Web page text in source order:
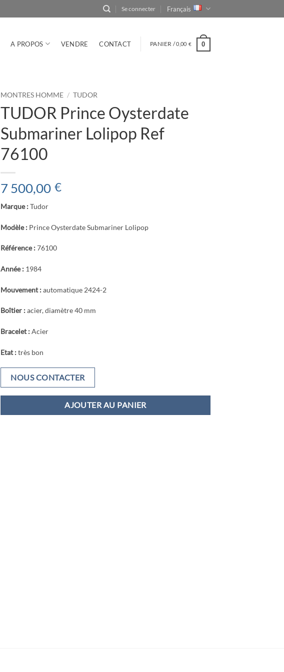
Se connecter Français
A PROPOS VENDRE CONTACT PANIER /0,00 € 0
MONTRES HOMME / TUDOR
TUDOR Prince Oysterdate
Submariner Lolipop Ref
76100
7 500,00 €
Marque :Tudor
Modèle : Prince Oysterdate Submariner Lolipop
Référence :76100
Année : 1984
Mouvement :automatique 2424-2
Boîtier :acier, diamètre 40 mm
Bracelet :Acier
Etat :très bon
NOUS CONTACTER
AJOUTER AU PANIER